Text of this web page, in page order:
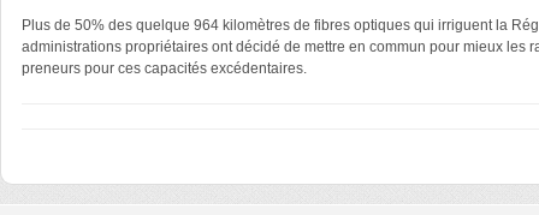
Plus de 50% des quelque 964 kilomètres de fibres optiques qui irriguent la
administrations propriétaires ont décidé de mettre en commun pour mieux les
preneurs pour ces capacités excédentaires.